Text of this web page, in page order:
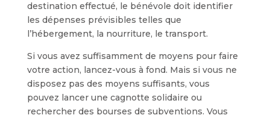
destination effectué, le bénévole doit identifier
les dépenses prévisibles telles que
l’hébergement, la nourriture, le transport.
Si vous avez suffisamment de moyens pour faire
votre action, lancez-vous à fond. Mais si vous ne
disposez pas des moyens suffisants, vous
pouvez lancer une cagnotte solidaire ou
rechercher des bourses de subventions. Vous